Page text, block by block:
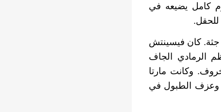
كامل يضيعه في
جثة. كان فيسينتش
الرمادي الجاف
وكانت مارتا
وعزف الطبول في